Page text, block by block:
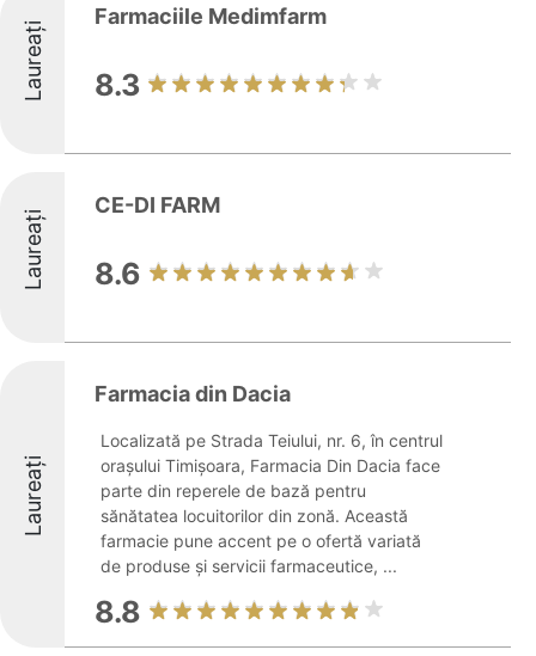
Laureați
Farmaciile Medimfarm
8.3
Laureați
CE-DI FARM
8.6
Laureați
Farmacia din Dacia
Localizată pe Strada Teiului, nr. 6, în centrul
orașului Timișoara, Farmacia Din Dacia face
parte din reperele de bază pentru
sănătatea locuitorilor din zonă. Această
farmacie pune accent pe o ofertă variată
de produse și servicii farmaceutice, ...
8.8